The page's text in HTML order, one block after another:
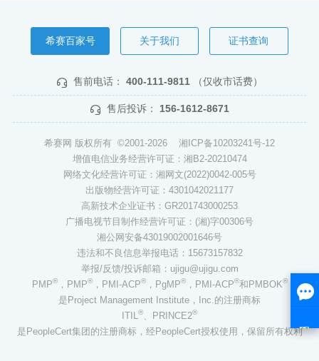
希赛百家号 关于我们 证书查询
售前电话： 400-111-9811 （仅收市话费）
售后投诉： 156-1612-8671
希赛网 版权所有 ©2001-2026 湘ICP备10203241号-12
增值电信业务经营许可证：湘B2-20210474
网络文化经营许可证：湘网文(2022)0042-005号
出版物经营许可证：4301042021177
高新技术企业证书：GR201743000253
广播电视节目制作经营许可证：(湘)字00306号
湘公网安备43019002001646号
违法和不良信息举报电话：15673157832
举报/反馈/投诉邮箱：ujigu@ujigu.com
PMP®，PMP®，PMI-ACP®，PgMP®，PMI-ACP®和PMBOK®
是Project Management Institute，Inc.的注册商标
ITIL®、PRINCE2®
是PeopleCert集团的注册商标，经PeopleCert授权使用，保留所有权利